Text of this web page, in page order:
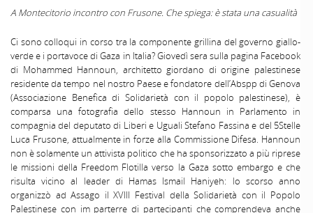
A Montecitorio incontro con Frusone. Che spiega: è stata una casualità
Ci sono colloqui in corso tra la componente grillina del governo giallo-
verde e i portavoce di Gaza in Italia? Giovedì sera sulla pagina Facebook
di Mohammed Hannoun, architetto giordano di origine palestinese
residente da tempo nel nostro Paese e fondatore dell’Abspp di Genova
(Associazione Benefica di Solidarietà con il popolo palestinese), è
comparsa una fotografia dello stesso Hannoun in Parlamento in
compagnia del deputato di Liberi e Uguali Stefano Fassina e del 5Stelle
Luca Frusone, attualmente in forze alla Commissione Difesa. Hannoun
non è solamente un attivista politico che ha sponsorizzato a più riprese
le missioni della Freedom Flotilla verso la Gaza sotto embargo e che
risulta vicino al leader di Hamas Ismail Haniyeh: lo scorso anno
organizzò ad Assago il XVIII Festival della Solidarietà con il Popolo
Palestinese con im parterre di partecipanti che comprendeva anche